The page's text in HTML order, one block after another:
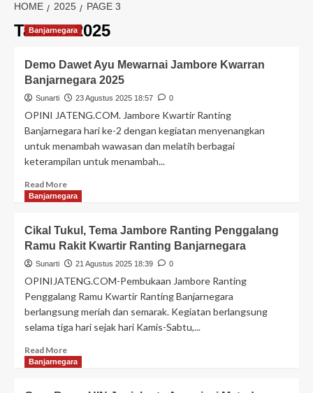
HOME 2025 PAGE 3
Tahun:2025
Banjarnegara
Demo Dawet Ayu Mewarnai Jambore Kwarran
Banjarnegara 2025
Sunarti 23 Agustus 2025 18:57 0
OPINI JATENG.COM. Jambore Kwartir Ranting
Banjarnegara hari ke-2 dengan kegiatan menyenangkan
untuk menambah wawasan dan melatih berbagai
keterampilan untuk menambah...
Read More
Banjarnegara
Cikal Tukul, Tema Jambore Ranting Penggalang
Ramu Rakit Kwartir Ranting Banjarnegara
Sunarti 21 Agustus 2025 18:39 0
OPINIJATENG.COM-Pembukaan Jambore Ranting
Penggalang Ramu Kwartir Ranting Banjarnegara
berlangsung meriah dan semarak. Kegiatan berlangsung
selama tiga hari sejak hari Kamis-Sabtu,...
Read More
Banjarnegara